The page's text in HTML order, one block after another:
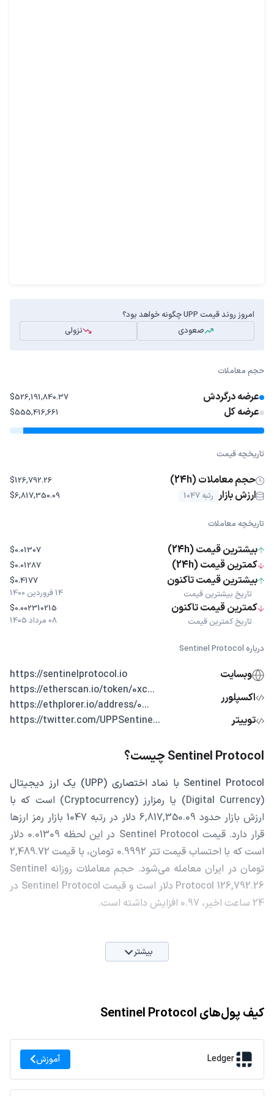
امروز روند قیمت UPP چگونه خواهد بود؟
صعودی
نزولی
حجم معاملات
عرضه درگردش $526,191,840.37
عرضه کل $555,416,661
تاریخچه قیمت
حجم معاملات (24h) $126,792.26
ارزش بازار رتبه 1047 $6,817,350.09
تاریخچه معاملات
بیشترین قیمت (24h) $0.01307
کمترین قیمت (24h) $0.01287
بیشترین قیمت تاکنون
تاریخ بیشترین قیمت
$0.4177
14 فروردین 1400
کمترین قیمت تاکنون
تاریخ کمترین قیمت
$0.002310215
08 مرداد 1405
درباره Sentinel Protocol
وبسایت
https://sentinelprotocol.io
اکسپلورر
...https://etherscan.io/token/0xc
...https://ethplorer.io/address/0
توییتر
...https://twitter.com/UPPSentine
Sentinel Protocol چیست؟
Sentinel Protocol با نماد اختصاری (UPP) یک ارز دیجیتال
(Digital Currency) یا رمزارز (Cryptocurrency) است که با
ارزش بازار حدود 6,817,350.09 دلار در رتبه 1047 بازار رمز ارزها
قرار دارد. قیمت Sentinel Protocol در این لحظه 0.01309 دلار
است که با احتساب قیمت تتر 0.9992 تومان، با قیمت 2,489.72
تومان در ایران معامله می‌شود. حجم معاملات روزانه Sentinel
Protocol 126,792.26 دلار است و قیمت Sentinel Protocol در
24 ساعت اخیر، 0.97 افزایش داشته است.
بیشتر
کیف پول‌های Sentinel Protocol
Ledger آموزش